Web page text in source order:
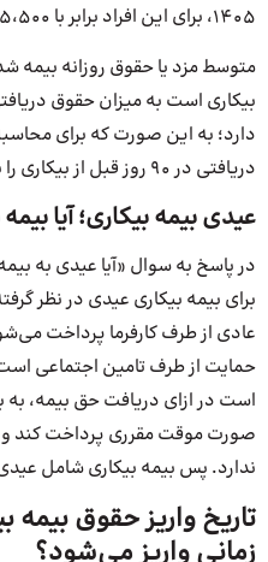
۱۴۰۵، برای این افراد برابر با ۱۶۶،۲۵۵،۵۰۰ ریال است.
متوسط مزد یا حقوق روزانه بیمه
دارد؛ به این صورت که برای
دریافتی در ۹۰ روز قبل از بیکاری را بر ۹۰ تقسیم می کنند.
عیدی بیمه بیکاری؛ آیا
در پاسخ به سوال «آیا عیدی به
برای بیمه بیکاری عیدی در نظر
عادی از طرف کارفرما پرداخت
حمایت از طرف تامین اجتماعی
است در ازای دریافت حق بیمه،
صورت موقت مقرری پرداخت کند
ندارد. پس بیمه بیکاری شامل
تاریخ واریز حقوق بیمه
زمانی واریز می‌شود؟